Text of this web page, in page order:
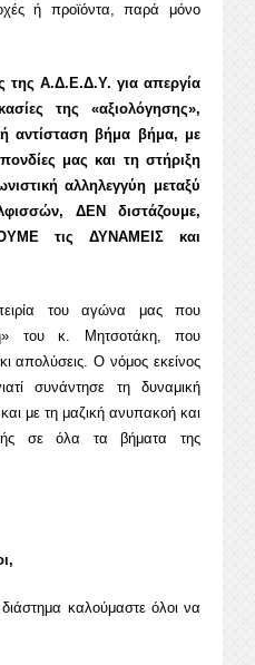
ή προϊόντα, παρά μόνο
της Α.Δ.Ε.Δ.Υ. για απεργία
της «αξιολόγησης»,
αντίσταση βήμα βήμα, με
μας και τη στήριξη
αλληλεγγύη μεταξύ
ΔΕΝ διστάζουμε,
τις ΔΥΝΑΜΕΙΣ και
του αγώνα μας που
του κ. Μητσοτάκη, που
απολύσεις. Ο νόμος εκείνος
συνάντησε τη δυναμική
με τη μαζική ανυπακοή και
σε όλα τα βήματα της
καλούμαστε όλοι να